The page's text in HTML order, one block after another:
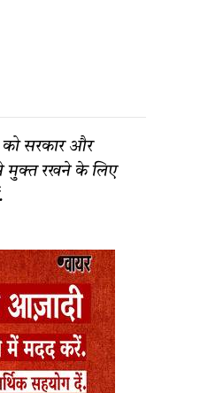
को सरकार और
मुक्त रखने के लिए